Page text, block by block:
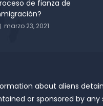
de fianza de
marzo 23, 2021
about aliens
or sponsored by